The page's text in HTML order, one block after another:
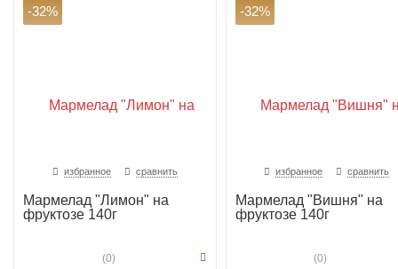
-32%
избранное сравнить
Мармелад "Лимон" на
фруктозе 140г
(0)
-32%
избранное сравнить
Мармелад "Вишня" на
фруктозе 140г
(0)